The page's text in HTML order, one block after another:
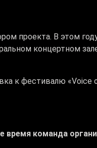
проекта. В этом
концертном
к фестивалю «Voice
время команда